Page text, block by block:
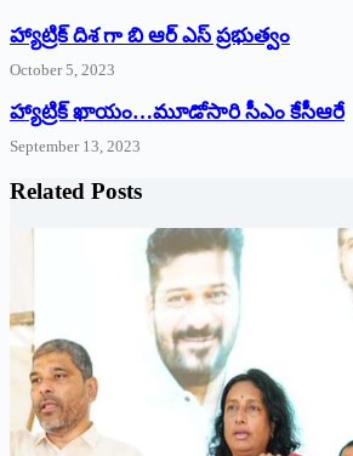
హ్యాట్రిక్ దిశ గా బి ఆర్ ఎస్ ప్రభుత్వం
October 5, 2023
హ్యాట్రిక్‌ ‌ఖాయం…మూడోసారి సీఎం కేసీఆరే
September 13, 2023
Related Posts